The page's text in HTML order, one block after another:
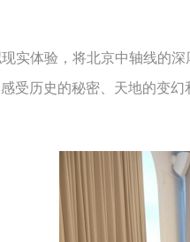
体验，将北京中轴线的深
受历史的秘密、天地的变